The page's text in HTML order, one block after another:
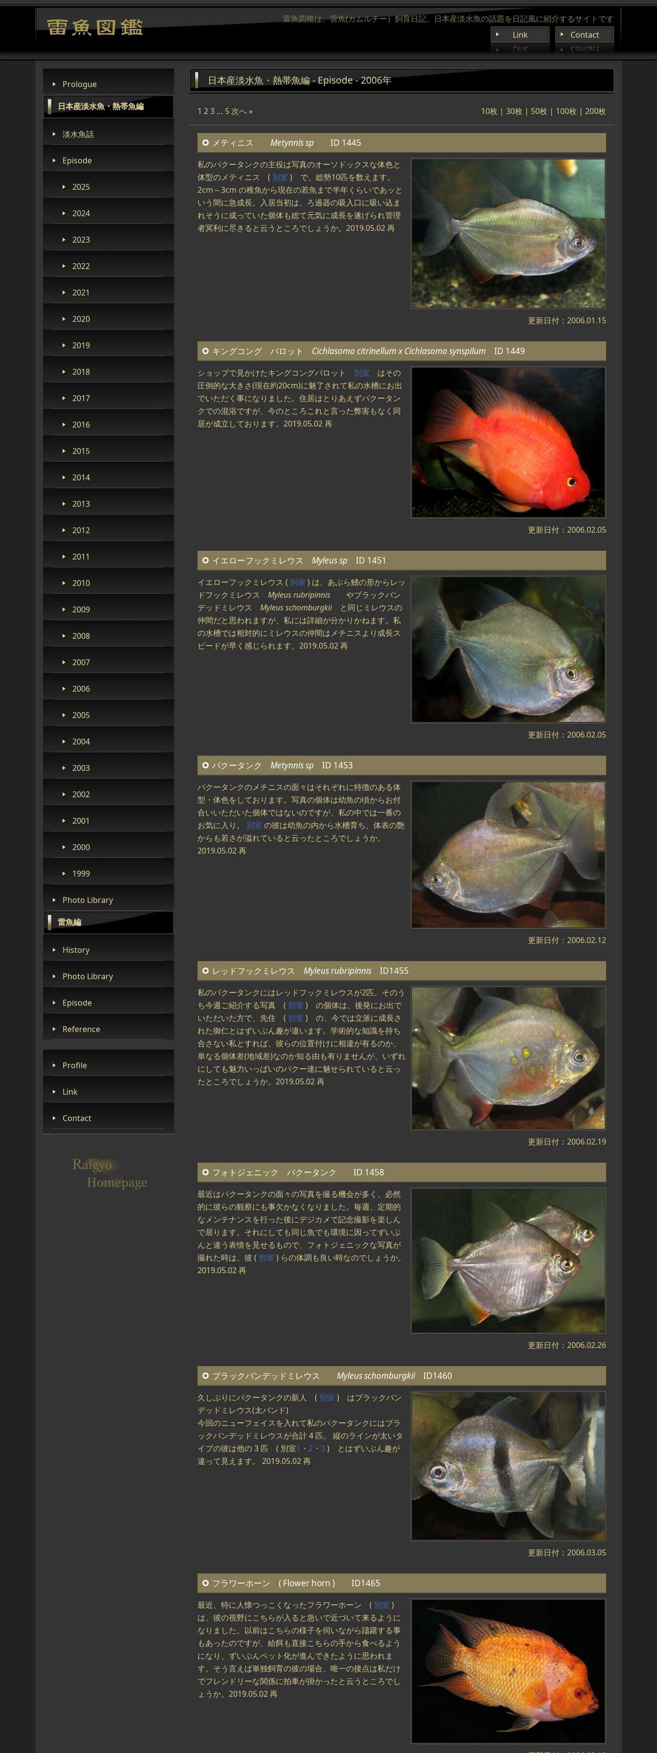
雷魚図鑑は、雷魚(カムルチー）飼育日記、日本産淡水魚の話題を日記風に紹介するサイトです
Link
Contact
Prologue
日本産淡水魚・熱帯魚編
淡水魚話
Episode
2025
2024
2023
2022
2021
2020
2019
2018
2017
2016
2015
2014
2013
2012
2011
2010
2009
2008
2007
2006
2005
2004
2003
2002
2001
2000
1999
Photo Library
雷魚編
History
Photo Library
Episode
Reference
Profile
Link
Contact
日本産淡水魚・熱帯魚編 - Episode - 2006年
1 23 … 5 次へ » 10枚 | 30枚 | 50枚 | 100枚 | 200枚
メティニス Metynnis sp ID 1445
私のパクータンクの主役は写真のオーソドックスな体色と
体型のメティニス ( 別室 ) で、総勢10匹を数えます。
2cm～3cm の稚魚から現在の若魚まで半年くらいであッと
いう間に急成長。入居当初は、ろ過器の吸入口に吸い込ま
れそうに成っていた個体も総て元気に成長を遂げられ管理
者冥利に尽きると云うところでしょうか。2019.05.02 再
更新日付：2006.01.15
キングコング パロット Cichlasoma citrinellum x Cichlasoma synspilum ID 1449
ショップで見かけたキングコングパロット 別室 はその
圧倒的な大きさ(現在約20cm)に魅了されて私の水槽にお出
でいただく事になりました。住居はとりあえずパクータン
クでの混浴ですが、今のところこれと言った弊害もなく同
居が成立しております。2019.05.02 再
更新日付：2006.02.05
イエローフックミレウス Myleus sp ID 1451
イエローフックミレウス ( 別室 ) は、あぶら鰭の形からレッ
ドフックミレウス Myleus rubripinnis やブラックバン
デッドミレウス Myleus schomburgkiiと同じミレウスの
仲間だと思われますが、私には詳細が分かりかねます。私
の水槽では相対的にミレウスの仲間はメチニスより成長ス
ピードが早く感じられます。2019.05.02 再
更新日付：2006.02.05
パクータンク Metynnis sp ID 1453
パクータンクのメチニスの面々はそれぞれに特徴のある体
型・体色をしております。写真の個体は幼魚の頃からお付
合いいただいた個体ではないのですが、私の中では一番の
お気に入り。 別室 の彼は幼魚の内から水槽育ち。体表の艶
からも若さが溢れていると云ったところでしょうか。
2019.05.02 再
更新日付：2006.02.12
レッドフックミレウス Myleus rubripinnis ID1455
私のパクータンクにはレッドフックミレウスが2匹。そのう
ち今週ご紹介する写真 ( 別室 ) の個体は、後発にお出で
いただいた方で、先住 ( 別室 ) の、今では立派に成長さ
れた御仁とはずいぶん趣が違います。学術的な知識を持ち
合さない私とすれば、彼らの位置付けに相違が有るのか、
単なる個体差(地域差)なのか知る由も有りませんが、いずれ
にしても魅力いっぱいのパクー達に魅せられていると云っ
たところでしょうか。2019.05.02 再
更新日付：2006.02.19
フォトジェニック パクータンク ID 1458
最近はパクータンクの面々の写真を撮る機会が多く、必然
的に彼らの観察にも事欠かなくなりました。毎週、定期的
なメンテナンスを行った後にデジカメで記念撮影を楽しん
で居ります。それにしても同じ魚でも環境に因ってずいぶ
んと違う表情を見せるもので、フォトジェニックな写真が
撮れた時は、彼 ( 別室 ) らの体調も良い時なのでしょうか。
2019.05.02 再
更新日付：2006.02.26
ブラックバンデッドミレウス Myleus schomburgkiiID1460
久しぶりにパクータンクの新人 ( 別室 ) はブラックバン
デッドミレウス(太バンド)
今回のニューフェイスを入れて私のパクータンクにはブラ
ックバンデッドミレウスが合計 4 匹。 縦のラインが太いタ
イプの彼は他の 3 匹 ( 別室1 ・ 2 ・ 3) とはずいぶん趣が
違って見えます。 2019.05.02 再
更新日付：2006.03.05
フラワーホーン ( Flower horn ) ID1465
最近、特に人懐つっこくなったフラワーホーン ( 別室 )
は、彼の視野にこちらが入ると急いで近づいて来るように
なりました。以前はこちらの様子を伺いながら躊躇する事
もあったのですが、給餌も直接こちらの手から食べるよう
になり、ずいぶんペット化が進んできたように思われま
す。そう言えば単独飼育の彼の場合、唯一の接点は私だけ
でフレンドリーな関係に拍車が掛かったと云うところでし
ょうか。2019.05.02 再